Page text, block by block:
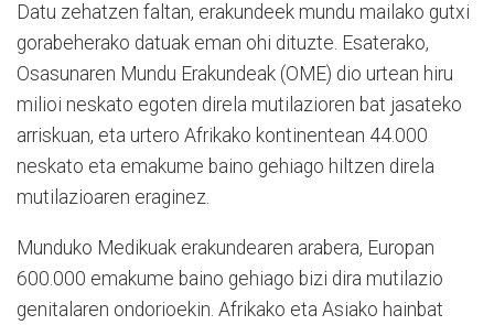
Datu zehatzen faltan, erakundeek mundu mailako gutxi
gorabeherako datuak eman ohi dituzte. Esaterako,
Osasunaren Mundu Erakundeak (OME) dio urtean hiru
milioi neskato egoten direla mutilazioren bat jasateko
arriskuan, eta urtero Afrikako kontinentean 44.000
neskato eta emakume baino gehiago hiltzen direla
mutilazioaren eraginez.
Munduko Medikuak erakundearen arabera, Europan
600.000 emakume baino gehiago bizi dira mutilazio
genitalaren ondorioekin. Afrikako eta Asiako hainbat